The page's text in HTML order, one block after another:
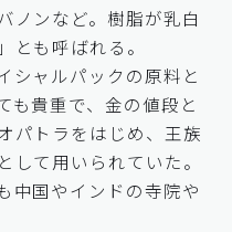
ノンなど。樹脂が乳白
とも呼ばれる。
シャルパックの原料と
も貴重で、金の値段と
パトラをはじめ、王族
して用いられていた。
中国やインドの寺院や